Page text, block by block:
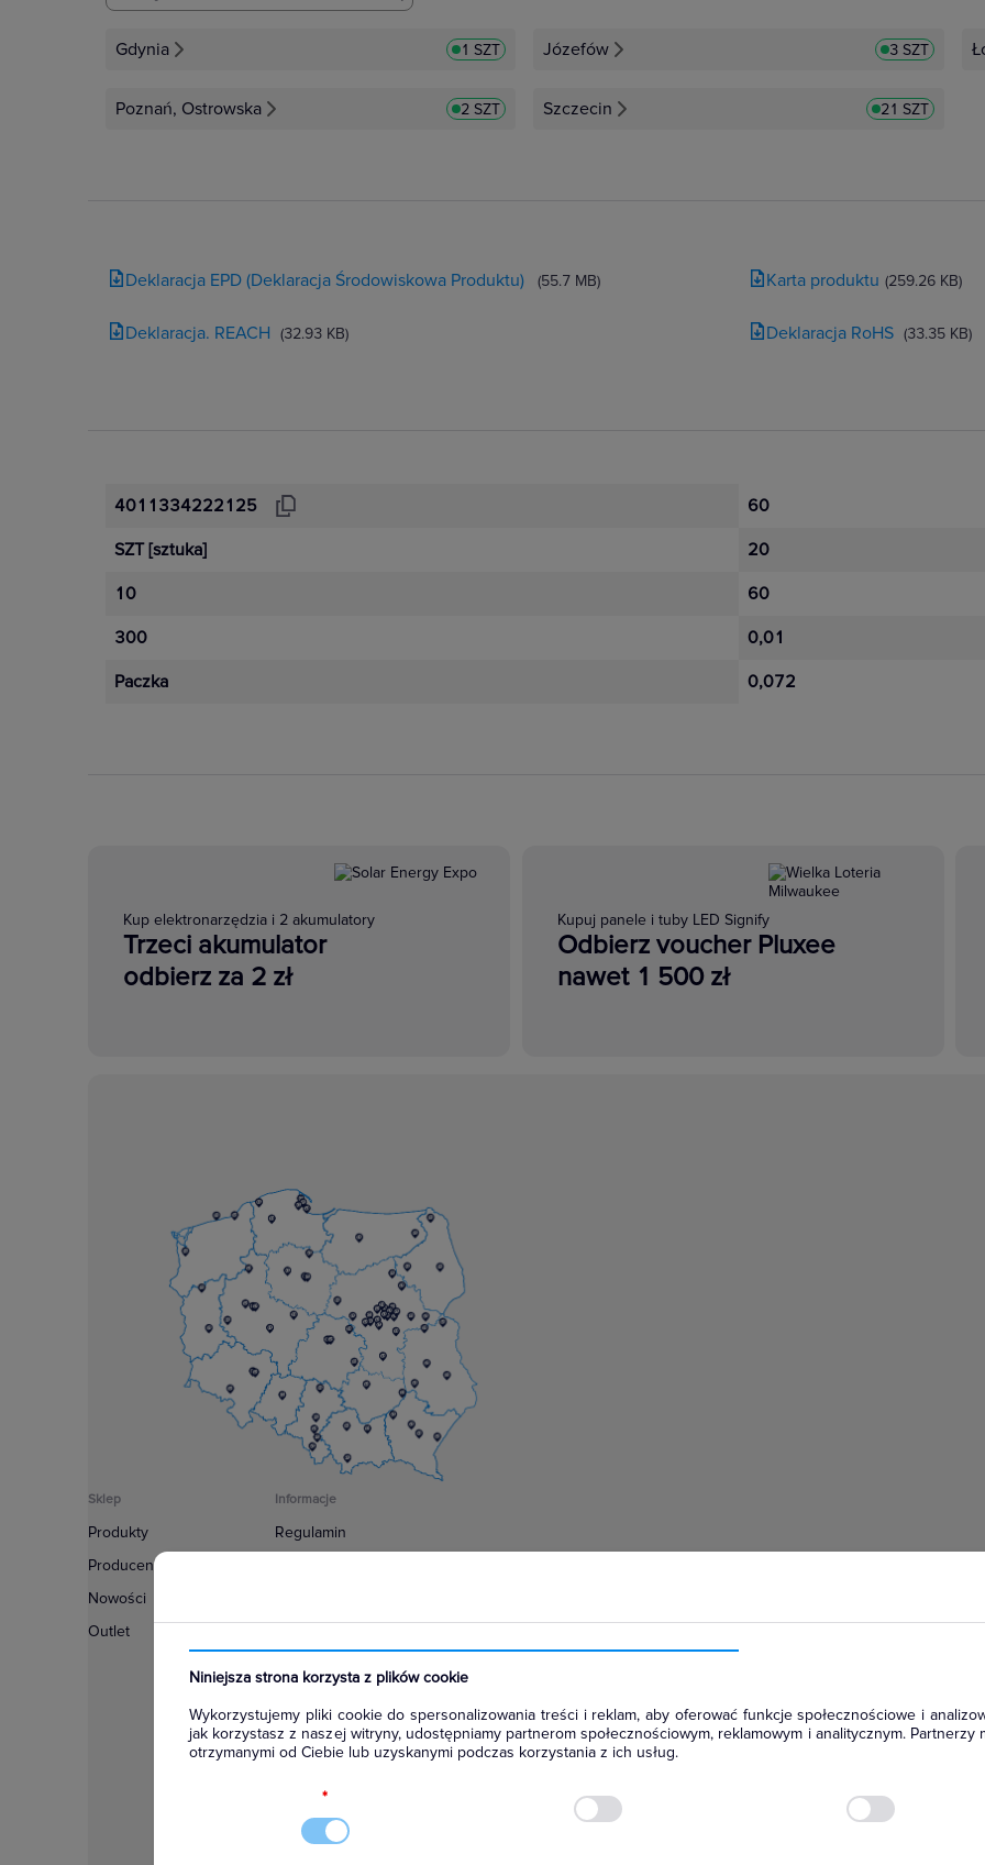
Niniejsza strona korzysta z plików cookie
Wykorzystujemy pliki cookie do spersonalizowania treści i reklam, aby oferować funkcje społecznościowe i
jak korzystasz z naszej witryny, udostępniamy partnerom społecznościowym, reklamowym i analitycznym. Partnerzy
otrzymanymi od Ciebie lub uzyskanymi podczas korzystania z ich usług.
*
Gdynia 1 SZT Józefów 3 SZT
Poznań, Ostrowska 2 SZT Szczecin 21 SZT
Deklaracja EPD (Deklaracja Środowiskowa Produktu) (55.7 MB)
Deklaracja. REACH (32.93 KB)
Karta produktu (259.26 KB)
Deklaracja RoHS (33.35 KB)
4011334222125
SZT [sztuka]
10
300
Paczka
60
20
60
0,01
0,072
Kup elektronarzędzia i 2 akumulatory
Trzeci akumulator
odbierz za 2 zł
Kupuj panele i tuby LED Signify
Odbierz voucher Pluxee
nawet 1 500 zł
Sklep
Produkty
Producenci
Nowości
Outlet
Informacje
Regulamin
Konfiguratory
Najczęściej zadawane pytania